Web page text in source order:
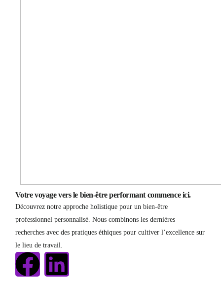
Votre voyage vers le bien-être performant commence ici.
Découvrez notre approche holistique pour un bien-être
professionnel personnalisé. Nous combinons les dernières
recherches avec des pratiques éthiques pour cultiver l’excellence sur
le lieu de travail.